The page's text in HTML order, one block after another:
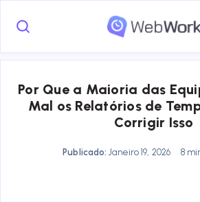
Por Que a Maioria das
Mal os Relatórios de
Corrigir Isso
Publicado: Janeiro 19, 2026 8